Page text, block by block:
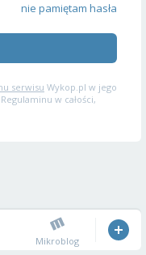
nie pamiętam hasła
serwisu Wykop.pl w jego
w całości,
Mikroblog